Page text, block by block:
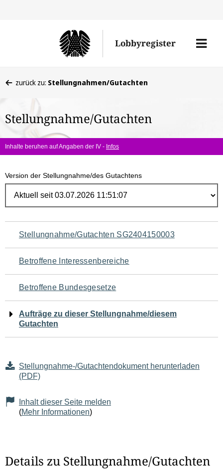
Lobbyregister
Menü
befinden
hier:
zurück zu: Stellungnahmen/Gutachten
Stellungnahme/Gutachten
Inhalte beruhen auf Angaben der IV - Infos
Version der Stellungnahme/des Gutachtens
Navigation
für
den
Seiteninhalt
Stellungnahme/Gutachten SG2404150003
Betroffene Interessenbereiche
Betroffene Bundesgesetze
Aufträge zu dieser Stellungnahme/diesem
Gutachten
Stellungnahme-/Gutachtendokument herunterladen
(PDF)
Inhalt dieser Seite melden
(Mehr Informationen)
Details zu Stellungnahme/Gutachten